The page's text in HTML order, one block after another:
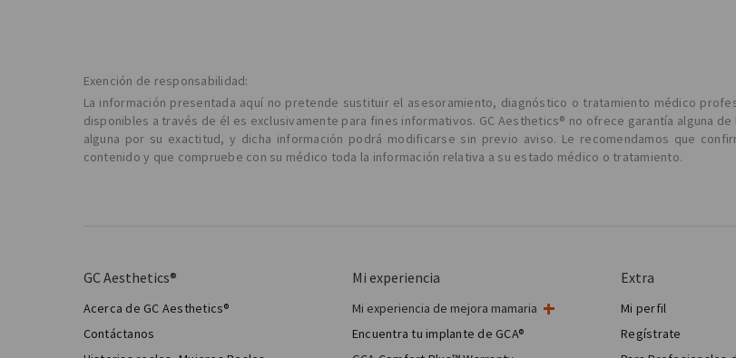
Exención de responsabilidad:
La información presentada aquí no pretende sustituir el asesoramiento, diagnóstico o tratamiento médico
disponibles a través de él es exclusivamente para fines informativos. GC Aesthetics® no ofrece garantía alguna
alguna por su exactitud, y dicha información podrá modificarse sin previo aviso. Le recomendamos que
contenido y que compruebe con su médico toda la información relativa a su estado médico o tratamiento.
GC Aesthetics®
Acerca de GC Aesthetics®
Contáctanos
Mi experiencia
Mi experiencia de mejora mamaria
Mi cirugía de mama
Cirugía estética mamaria
Encuentra tu implante de GCA®
Extra
Mi perfil
Regístrate